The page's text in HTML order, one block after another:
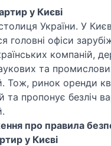
у Києві
України. У
головні офіси
компаній,
та
Тож, ринок оренди
та пропонує безліч
про правила
у Києві